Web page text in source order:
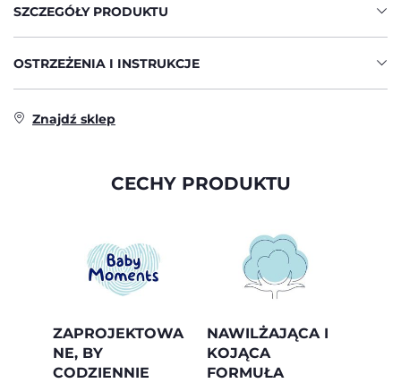
SZCZEGÓŁY PRODUKTU
OSTRZEŻENIA I INSTRUKCJE
Znajdź sklep
CECHY PRODUKTU
ZAPROJEKTOWA
NE, BY
CODZIENNIE
NAWILŻAJĄCA I
KOJĄCA
FORMUŁA